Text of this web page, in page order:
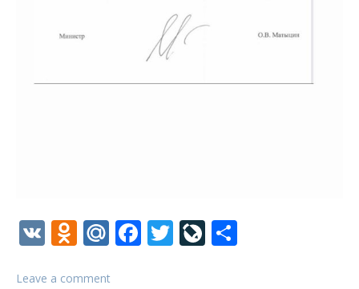
VK Odnoklassniki
Mail.Ru
Facebook
TwitterLiveJournal
Leave a comment